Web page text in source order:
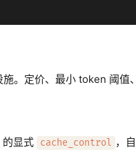
。定价、最小 token 阈
显式 cache_control ，